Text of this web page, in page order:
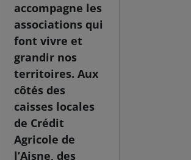
accompagne les
associations qui
font vivre et
grandir nos
territoires. Aux
côtés des
caisses locales
de Crédit
Agricole de
l’Aisne, des